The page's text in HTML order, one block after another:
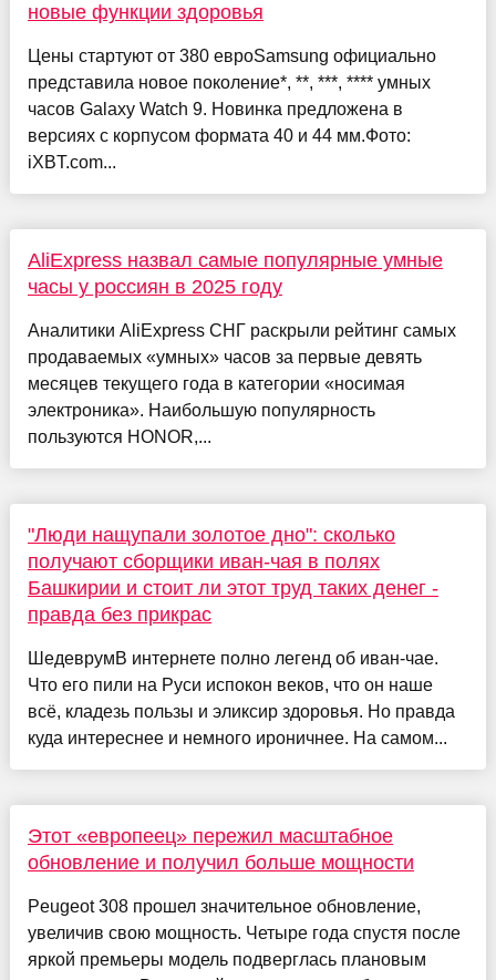
новые функции здоровья
Цены стартуют от 380 евроSamsung официально
представила новое поколение*, **, ***, **** умных
часов Galaxy Watch 9. Новинка предложена в
версиях с корпусом формата 40 и 44 мм.Фото:
iXBT.com...
AliExpress назвал самые популярные умные
часы у россиян в 2025 году
Аналитики AliExpress СНГ раскрыли рейтинг самых
продаваемых «умных» часов за первые девять
месяцев текущего года в категории «носимая
электроника». Наибольшую популярность
пользуются HONOR,...
"Люди нащупали золотое дно": сколько
получают сборщики иван-чая в полях
Башкирии и стоит ли этот труд таких денег -
правда без прикрас
ШедеврумВ интернете полно легенд об иван-чае.
Что его пили на Руси испокон веков, что он наше
всё, кладезь пользы и эликсир здоровья. Но правда
куда интереснее и немного ироничнее. На самом...
Этот «европеец» пережил масштабное
обновление и получил больше мощности
Peugeot 308 прошел значительное обновление,
увеличив свою мощность. Четыре года спустя после
яркой премьеры модель подверглась плановым